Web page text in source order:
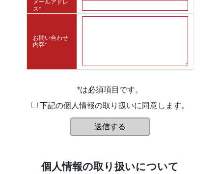
メールアドレ
ス*
お問い合わせ
内容*
*は必須項目です。
下記の個人情報の取り扱いに同意します。
個人情報の取り扱いについて